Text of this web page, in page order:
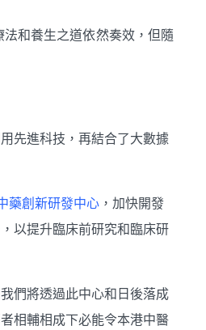
和養生之道依然奏效，但隨
先進科技，再結合了大數據
藥創新研發中心 ，加快開發
以提升臨床前研究和臨床研
們將透過此中心和日後落成
相輔相成下必能令本港中醫